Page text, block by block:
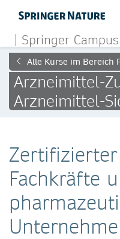
Springer Campus
Alle Kurse im Bereich
Arzneimittel-
Arzneimittel-
Fachkräfte